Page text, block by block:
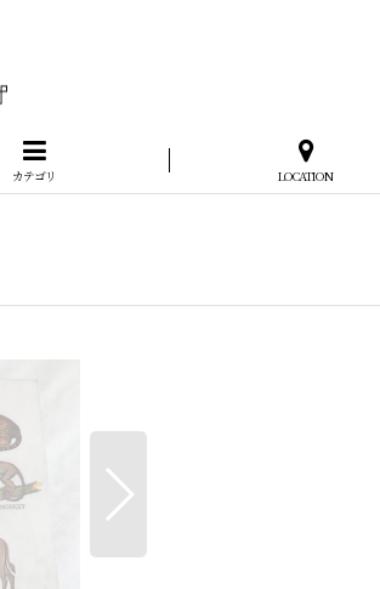
カテゴリ LOCATION